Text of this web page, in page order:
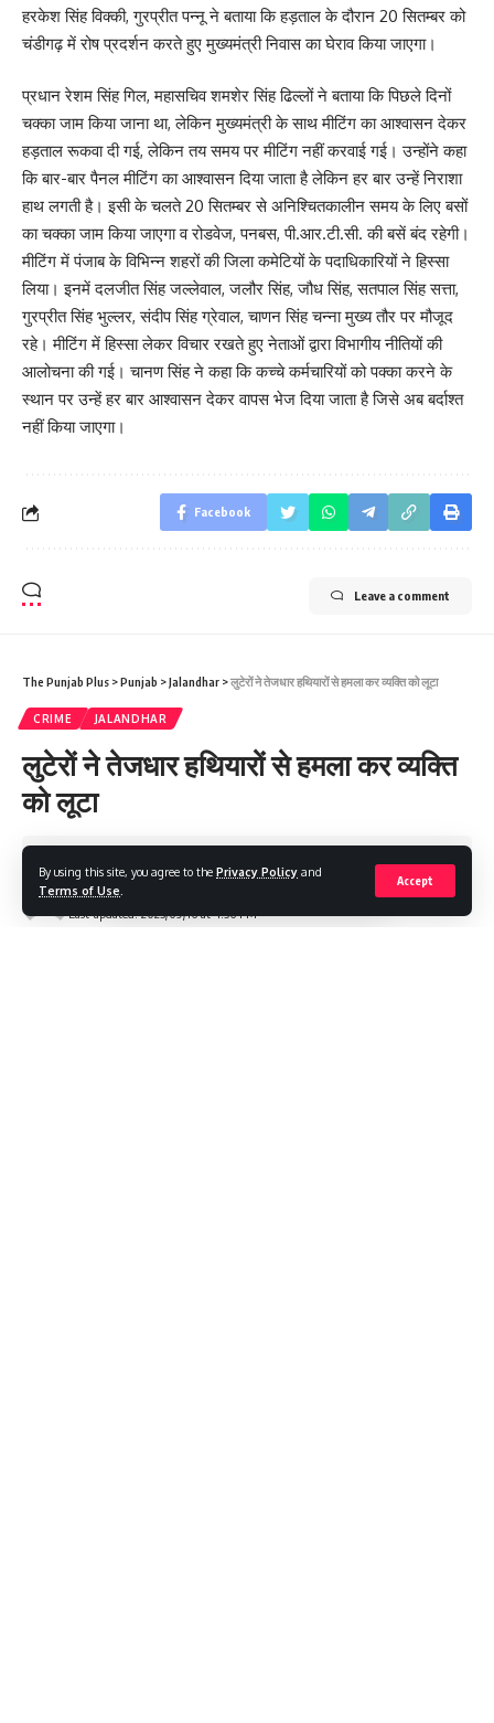
By using this site, you agree to the Privacy Policy and
Terms of Use
Accept
हरकेश सिंह विक्की, गुरप्रीत पन्नू ने बताया कि हड़ताल के दौरान 20 सितम्बर को
चंडीगढ़ में रोष प्रदर्शन करते हुए मुख्यमंत्री निवास का घेराव किया जाएगा।
प्रधान रेशम सिंह गिल, महासचिव शमशेर सिंह ढिल्लों ने बताया कि पिछले दिनों
चक्का जाम किया जाना था, लेकिन मुख्यमंत्री के साथ मीटिंग का आश्वासन देकर
हड़ताल रूकवा दी गई, लेकिन तय समय पर मीटिंग नहीं करवाई गई। उन्होंने कहा
कि बार-बार पैनल मीटिंग का आश्वासन दिया जाता है लेकिन हर बार उन्हें निराशा
हाथ लगती है। इसी के चलते 20 सितम्बर से अनिश्चितकालीन समय के लिए बसों
का चक्का जाम किया जाएगा व रोडवेज, पनबस, पी.आर.टी.सी. की बसें बंद रहेगी।
मीटिंग में पंजाब के विभिन्न शहरों की जिला कमेटियों के पदाधिकारियों ने हिस्सा
लिया। इनमें दलजीत सिंह जल्लेवाल, जलौर सिंह, जौध सिंह, सतपाल सिंह सत्ता,
गुरप्रीत सिंह भुल्लर, संदीप सिंह ग्रेवाल, चाणन सिंह चन्ना मुख्य तौर पर मौजूद
रहे। मीटिंग में हिस्सा लेकर विचार रखते हुए नेताओं द्वारा विभागीय नीतियों की
आलोचना की गई। चानण सिंह ने कहा कि कच्चे कर्मचारियों को पक्का करने के
स्थान पर उन्हें हर बार आश्वासन देकर वापस भेज दिया जाता है जिसे अब बर्दाश्त
नहीं किया जाएगा।
Facebook
Leave a comment
The Punjab Plus >Punjab >Jalandhar >लुटेरों ने तेजधार हथियारों से हमला कर व्यक्ति को लूटा
CRIME JALANDHAR
लुटेरों ने तेजधार हथियारों से हमला कर व्यक्ति
को लूटा
Last updated: 2023/09/16 at 4:56 PM
The Punjab Plus